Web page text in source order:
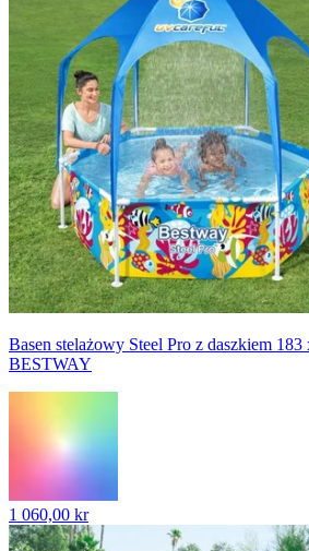
Basen stelażowy Steel Pro z daszkiem
BESTWAY
1 060,00 kr